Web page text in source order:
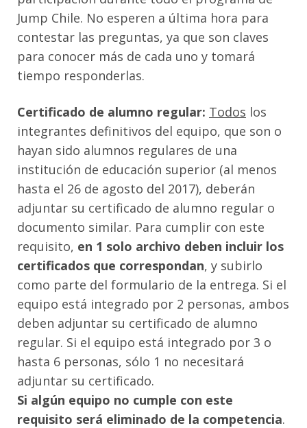
Jump Chile. No esperen a última hora para
contestar las preguntas, ya que son claves
para conocer más de cada uno y tomará
tiempo responderlas.
Certificado de alumno regular: Todos los
integrantes definitivos del equipo, que son o
hayan sido alumnos regulares de una
institución de educación superior (al menos
hasta el 26 de agosto del 2017), deberán
adjuntar su certificado de alumno regular o
documento similar. Para cumplir con este
requisito, en 1 solo archivo deben incluir los
certificados que correspondan, y subirlo
como parte del formulario de la entrega. Si el
equipo está integrado por 2 personas, ambos
deben adjuntar su certificado de alumno
regular. Si el equipo está integrado por 3 o
hasta 6 personas, sólo 1 no necesitará
adjuntar su certificado.
Si algún equipo no cumple con este
requisito será eliminado de la competencia.